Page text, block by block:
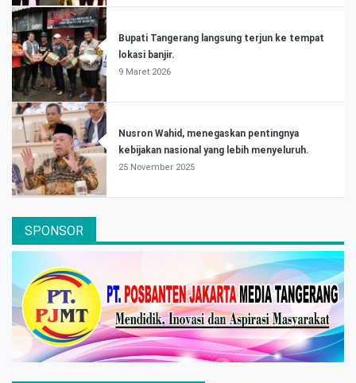
Bupati Tangerang langsung terjun ke tempat
lokasi banjir.
9 Maret 2026
Nusron Wahid, menegaskan pentingnya
kebijakan nasional yang lebih menyeluruh.
25 November 2025
SPONSOR